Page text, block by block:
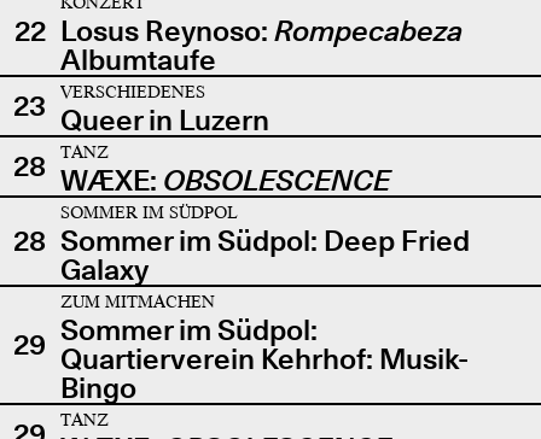
22 Losus Reynoso: Rompecabeza
Albumtaufe
23
VERSCHIEDENES
Queer in Luzern
28
TANZ
WÆXE: OBSOLESCENCE
28
SOMMER IM SÜDPOL
Sommer im Südpol: Deep Fried
Galaxy
29
ZUM MITMACHEN
Sommer im Südpol:
Quartierverein Kehrhof: Musik-
Bingo
TANZ